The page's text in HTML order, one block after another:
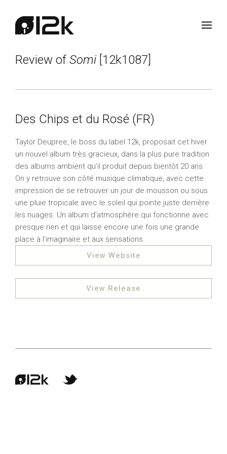
Review of Somi [12k1087]
Des Chips et du Rosé (FR)
Taylor Deupree, le boss du label 12k, proposait cet hiver
un nouvel album très gracieux, dans la plus pure tradition
des albums ambient qu’il produit depuis bientôt 20 ans.
On y retrouve son côté musique climatique, avec cette
impression de se retrouver un jour de mousson ou sous
une pluie tropicale avec le soleil qui pointe juste derrière
les nuages. Un album d’atmosphère qui fonctionne avec
presque rien et qui laisse encore une fois une grande
place à l’imaginaire et aux sensations.
View Website
View Release